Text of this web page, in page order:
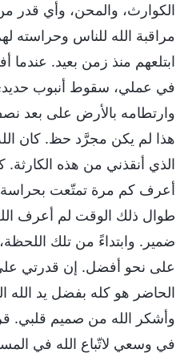
الكوارث، والمحن، وأي قدر
مراقبة الله للناس وحراسته
ابتلعهم منذ زمن بعيد.
في عملي، سقوط أنبوب
وارتطامه بالأرض على بعد
هذا لم يكن مجرَّد حظ. كان
الذي أنقذني من هذه
أعرف كم مرة تمتّعت بحراسة
طوال ذلك الوقت لم أعرف
ضمير. وابتداءً من تلك
على نحو أفضل. إن قدرتي
الحاضر هو كله بفضل يد الله
وأشكر الله من صميم قلبي.
في وسعي لاتّباع الله في